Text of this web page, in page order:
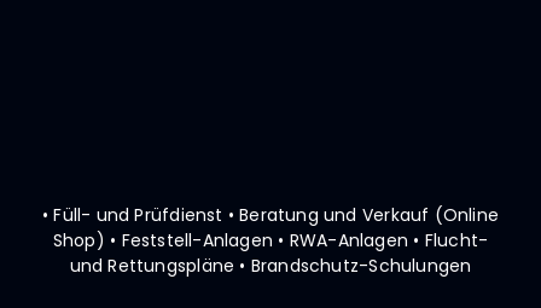
• Füll- und Prüfdienst • Beratung und Verkauf (Online
Shop) • Feststell-Anlagen • RWA-Anlagen • Flucht-
und Rettungspläne • Brandschutz-Schulungen